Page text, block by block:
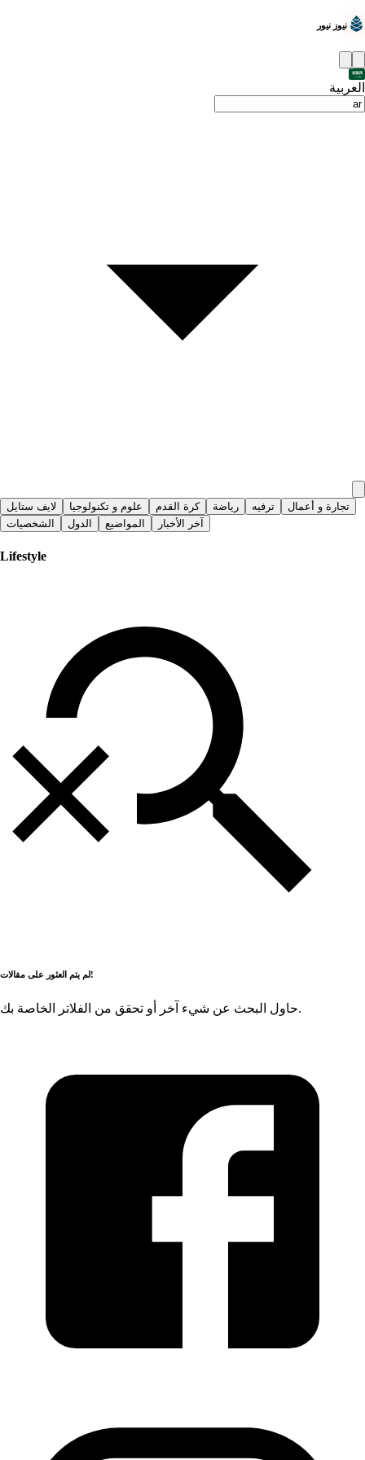
نيوز نيور
العربية
لايف ستايل علوم و تكنولوجيا كرة القدم رياضة ترفيه
تجارة و أعمال
الشخصيات
الدول المواضيع آخر الأخبار
Lifestyle
لم يتم العثور على مقالات!
حاول البحث عن شيء آخر أو تحقق من الفلاتر الخاصة بك.